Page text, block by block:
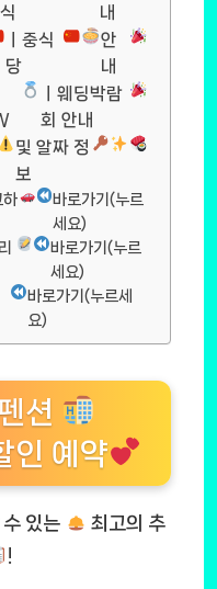
식
내
ㅣ중식
당
안
내
ㅣ웨딩박람
회 안내
및 알짜 정
보
하
바로가기(누르
세요)
바로가기(누르
세요)
바로가기(누르세
요)
션
인 예약
있는
최고의 추
!